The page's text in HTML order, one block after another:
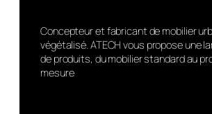
Concepteur et fabricant de mobilier
végétalisé. ATECH vous propose une
de produits, du mobilier standard au
mesure